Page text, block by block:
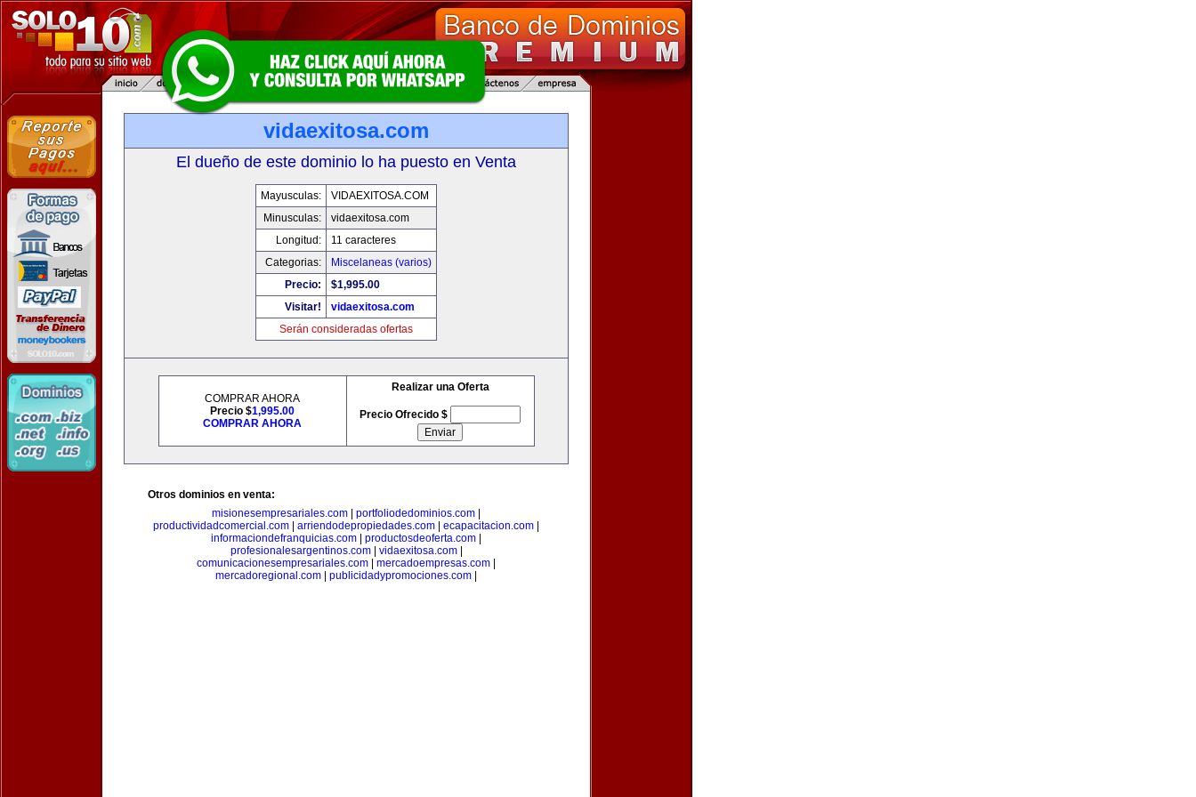
vidaexitosa.com
El dueño de este dominio lo ha puesto en Venta
Mayusculas:
VIDAEXITOSA.COM
Minusculas:
vidaexitosa.com
Longitud:
11 caracteres
Categorias:
Miscelaneas (varios)
Precio:
$1,995.00
Visitar!
vidaexitosa.com
Serán consideradas ofertas
COMPRAR AHORA
Precio $1,995.00
COMPRAR AHORA
Realizar una Oferta
Precio Ofrecido $
Otros dominios en venta:
misionesempresariales.com
portfoliodedominios.com
productividadcomercial.com
arriendodepropiedades.com ecapacitacion.com
informaciondefranquicias.com
productosdeoferta.com
profesionalesargentinos.com| vidaexitosa.com|
comunicacionesempresariales.com
mercadoempresas.com
mercadoregional.com
publicidadypromociones.com